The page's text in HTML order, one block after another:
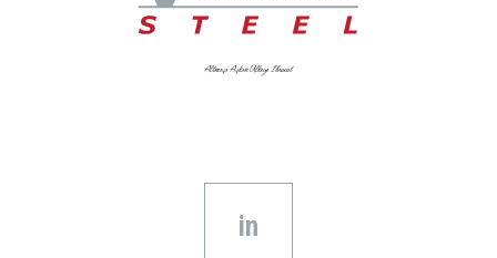
Altmışı Aşkın Ülkeye İhracat
in